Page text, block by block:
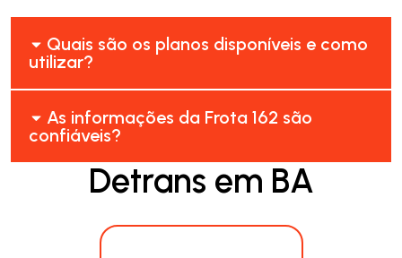
Quais são os planos disponíveis e como
utilizar?
As informações da Frota 162 são
confiáveis?
Detrans em BA